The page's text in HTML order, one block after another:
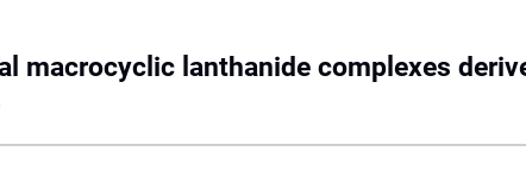
macrocyclic lanthanide complexes